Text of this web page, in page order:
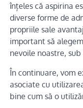
înțeles că aspirina
diverse forme de
propriile sale
important să
nevoile noastre,
În continuare, vom
asociate cu
bine cum să o